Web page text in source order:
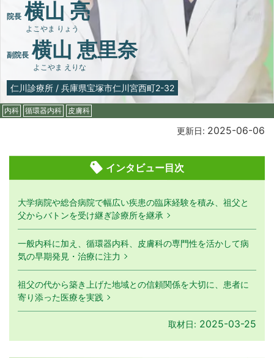
院長 横山 亮
よこやま りょう
副院長 横山 恵里奈
よこやま えりな
仁川診療所 / 兵庫県宝塚市仁川宮西町2-32
内科 循環器内科 皮膚科
更新日: 2025-06-06
インタビュー目次
大学病院や総合病院で幅広い疾患の臨床経験を積み、祖父と
父からバトンを受け継ぎ診療所を継承
一般内科に加え、循環器内科、皮膚科の専門性を活かして病
気の早期発見・治療に注力
祖父の代から築き上げた地域との信頼関係を大切に、患者に
寄り添った医療を実践
取材日: 2025-03-25